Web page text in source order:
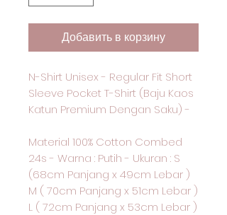
Добавить в корзину
N-Shirt Unisex - Regular Fit Short
Sleeve Pocket T-Shirt (Baju Kaos
Katun Premium Dengan Saku) -
Material 100% Cotton Combed
24s - Warna : Putih - Ukuran : S
(68cm Panjang x 49cm Lebar )
M ( 70cm Panjang x 51cm Lebar )
L ( 72cm Panjang x 53cm Lebar )